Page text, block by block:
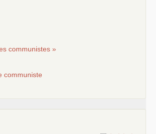
communistes »
communiste